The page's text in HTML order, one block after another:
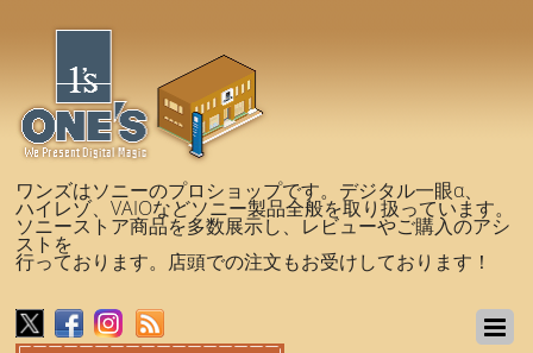
ワンズはソニーのプロショップです。デジタル一眼α、
ハイレゾ、VAIOなどソニー製品全般を取り扱っています。
ソニーストア商品を多数展示し、レビューやご購入のアシ
ストを
行っております。店頭での注文もお受けしております！